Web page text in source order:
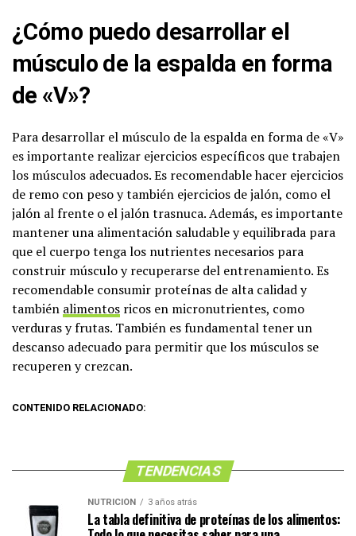
¿Cómo puedo desarrollar el
músculo de la espalda en forma
de «V»?
Para desarrollar el músculo de la espalda en forma de «V»
es importante realizar ejercicios específicos que trabajen
los músculos adecuados. Es recomendable hacer ejercicios
de remo con peso y también ejercicios de jalón, como el
jalón al frente o el jalón trasnuca. Además, es importante
mantener una alimentación saludable y equilibrada para
que el cuerpo tenga los nutrientes necesarios para
construir músculo y recuperarse del entrenamiento. Es
recomendable consumir proteínas de alta calidad y
también alimentos ricos en micronutrientes, como
verduras y frutas. También es fundamental tener un
descanso adecuado para permitir que los músculos se
recuperen y crezcan.
CONTENIDO RELACIONADO:
TENDENCIAS
NUTRICIÓN 3 años atrás
La tabla definitiva de proteínas de los alimentos: